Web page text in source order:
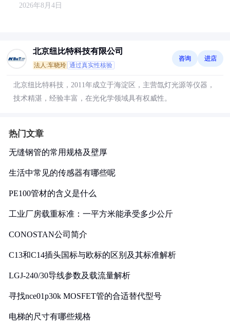
2026年8月4日
北京纽比特科技有限公司
法人:车晓玲 通过真实性核验
咨询 进店
北京纽比特科技，2011年成立于海淀区，主营氙灯光源等仪器，
技术精湛，经验丰富，在光化学领域具有权威性。
热门文章
无缝钢管的常用规格及壁厚
生活中常见的传感器有哪些呢
PE100管材的含义是什么
工业厂房载重标准：一平方米能承受多少公斤
CONOSTAN公司简介
C13和C14插头国标与欧标的区别及其标准解析
LGJ-240/30导线参数及载流量解析
寻找nce01p30k MOSFET管的合适替代型号
电梯的尺寸有哪些规格